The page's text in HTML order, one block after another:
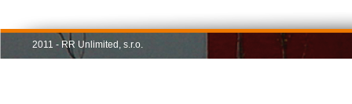
2011 - RR Unlimited, s.r.o.